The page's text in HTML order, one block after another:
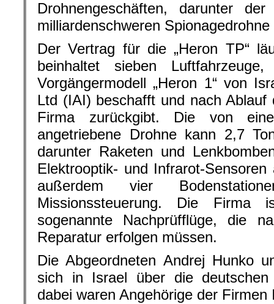
Drohnengeschäften, darunter
milliardenschweren
Der Vertrag für die „Heron TP“
beinhaltet sieben
Vorgängermodell „Heron 1“ von
Ltd (IAI) beschafft und nach Ablauf
Firma zurückgibt. Die von
angetriebene Drohne kann 2,7
darunter Raketen und
Elektrooptik- und Infrarot-
außerdem vier
Missionssteuerung. Die Firma
sogenannte Nachprüfflüge, die
Reparatur erfolgen müssen.
Die Abgeordneten Andrej Hunko
sich in Israel über die
dabei waren Angehörige der Firmen